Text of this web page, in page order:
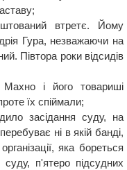
втретє. Йому
Гура, незважаючи на
Півтора роки відсидів
і його товариші
їх спіймали;
засідання суду, на
ні в якій банді,
яка бореться
п'ятеро підсудних